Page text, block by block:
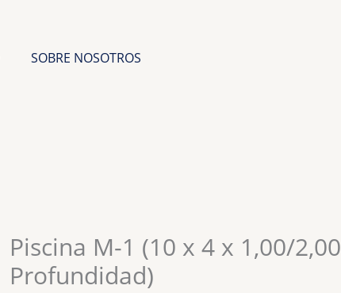
SOBRE NOSOTROS
Piscina M-1 (10 x 4 x 1,00/2,00
Profundidad)